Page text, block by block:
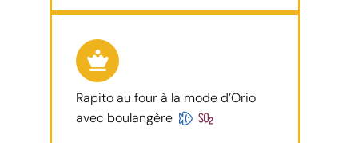
Rapito au four à la mode d’Orio
avec boulangère